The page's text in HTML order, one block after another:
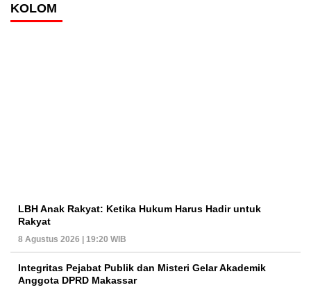
KOLOM
LBH Anak Rakyat: Ketika Hukum Harus Hadir untuk
Rakyat
8 Agustus 2026 | 19:20 WIB
Integritas Pejabat Publik dan Misteri Gelar Akademik
Anggota DPRD Makassar